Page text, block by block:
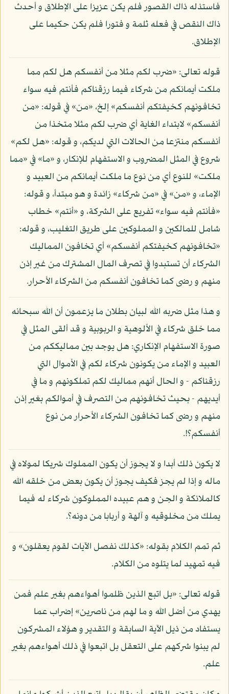
فاستذله ذاك القصور فلم يكن عزيزا على الإطلاق و أحدث
ذاك النقص في فعله ثلمة و فتورا فلم يكن حكيما على
الإطلاق.
قوله تعالى: «ضرب لكم مثلا من أنفسكم هل لكم مما
ملكت أيمانكم من شركاء فيما رزقناكم فأنتم فيه سواء
تخافونهم كخيفتكم أنفسكم» إلخ، «من» في قوله: «من
أنفسكم» لابتداء الغاية أي ضرب لكم مثلا متخذا من
أنفسكم منتزعا من الحالات التي لديكم، و قوله: «هل لكم»
شروع في المثل المضروب و الاستفهام للإنكار، و «ما» في «مما
ملكت» للنوع أي من نوع ما ملكت أيمانكم من العبيد و
الإماء، و «من» في «من شركاء» زائدة و هو مبتدأ، و قوله:
«فأنتم فيه سواء» تفريع على الشركة، و «أنتم» خطاب
شامل للمالكين و المملوكين على طريق التغليب، و قوله:
«تخافونهم كخيفتكم أنفسكم» أي تخافون المماليك
الشركاء أن تستبدوا في تصرف المال المشترك من غير إذن
منهم و رضى كما تخافون أنفسكم من الشركاء الأحرار.
و هذا مثل ضربه الله لبيان بطلان ما يزعمون أن الله سبحانه
مما خلق شركاء في الألوهية و الربوبية و قد ألقى المثل في
صورة الاستفهام الإنكاري: هل يوجد بين مماليككم من
العبيد و الإماء من يكونون شركاء لكم في الأموال التي
رزقناكم - و الحال أنهم مماليك لكم تملكونهم و ما في
أيديهم - بحيث تخافونهم من التصرف في أموالكم بغير إذن
منهم و رضى كما تخافون الشركاء الأحرار من نوع
أنفسكم؟!.
لا يكون ذلك أبدا و لا يجوز أن يكون المملوك شريكا لمولاه في
ماله و إذا لم يجز فكيف يجوز أن يكون بعض من خلقه الله
كالملائكة و الجن و هم عبيده المملوكون شركاء له فيما
يملك من مخلوقيه و آلهة و أربابا من دونه؟.
ثم تمم الكلام بقوله: «كذلك نفصل الآيات لقوم يعقلون» و
فيه تمهيد لما يتلوه من الكلام.
قوله تعالى: «بل اتبع الذين ظلموا أهواءهم بغير علم فمن
يهدي من أضل الله و ما لهم من ناصرين» إضراب عما
يستفاد من ذيل الآية السابقة و التقدير و هؤلاء المشركون
لم يبنوا شركهم على التعقل بل اتبعوا في ذلك أهواءهم بغير
علم.